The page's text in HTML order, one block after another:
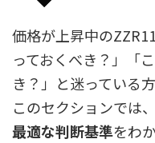
価格が上昇中の
っておくべき？」「
き？」と迷っている
このセクションでは、
最適な判断基準をわ